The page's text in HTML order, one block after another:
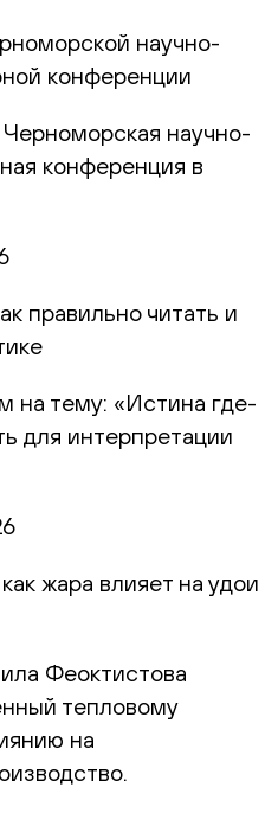
научно-
конференции
научно-
конференция в
правильно читать и
на тему: «Истина где-
для интерпретации
жара влияет на удои
Феоктистова
тепловому
на